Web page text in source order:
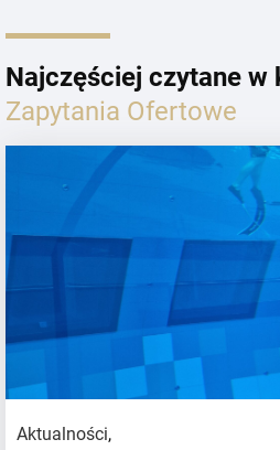
Najczęściej czytane w
Zapytania Ofertowe
Aktualności,